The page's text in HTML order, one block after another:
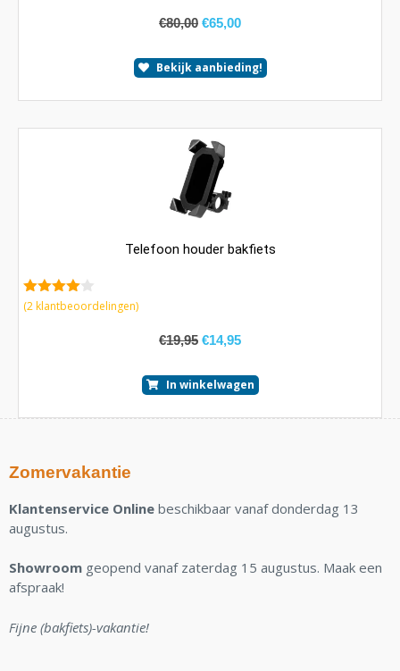
€80,00 €65,00
Bekijk aanbieding!
Telefoon houder bakfiets
4.00van
(2klantbeoordelingen)
€19,95 €14,95
In winkelwagen
Zomervakantie
Klantenservice Online beschikbaar vanaf donderdag 13
augustus.
Showroom geopend vanaf zaterdag 15 augustus. Maak een
afspraak!
Fijne (bakfiets)-vakantie!